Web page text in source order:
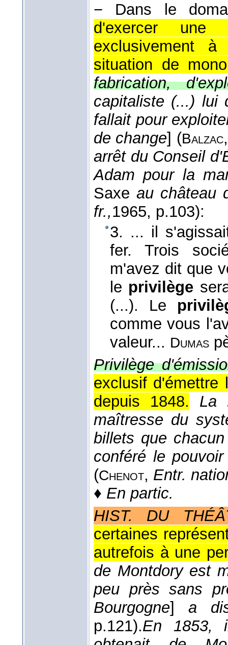
− Dans le
d'exercer une
exclusivement
situation de
fabrication,
capitaliste (...) lui
fallait pour
de change] (Balzac
arrêt du Conseil
Adam pour la
Saxeau château
fr.,1965, p.103):
3. ... il
fer. Trois
m'avez dit que
le privilège
(...). Le
comme vous
valeur... Dumas
Privilège
exclusif d'émettre
depuis 1848.
La
maîtresse du
billets que
conféré le
(Chenot, Entr.
♦ En partic.
HIST. DU
certaines
autrefois à une
de Montdory est
peu près sans
Bourgogne] a
p.121).En 1853,